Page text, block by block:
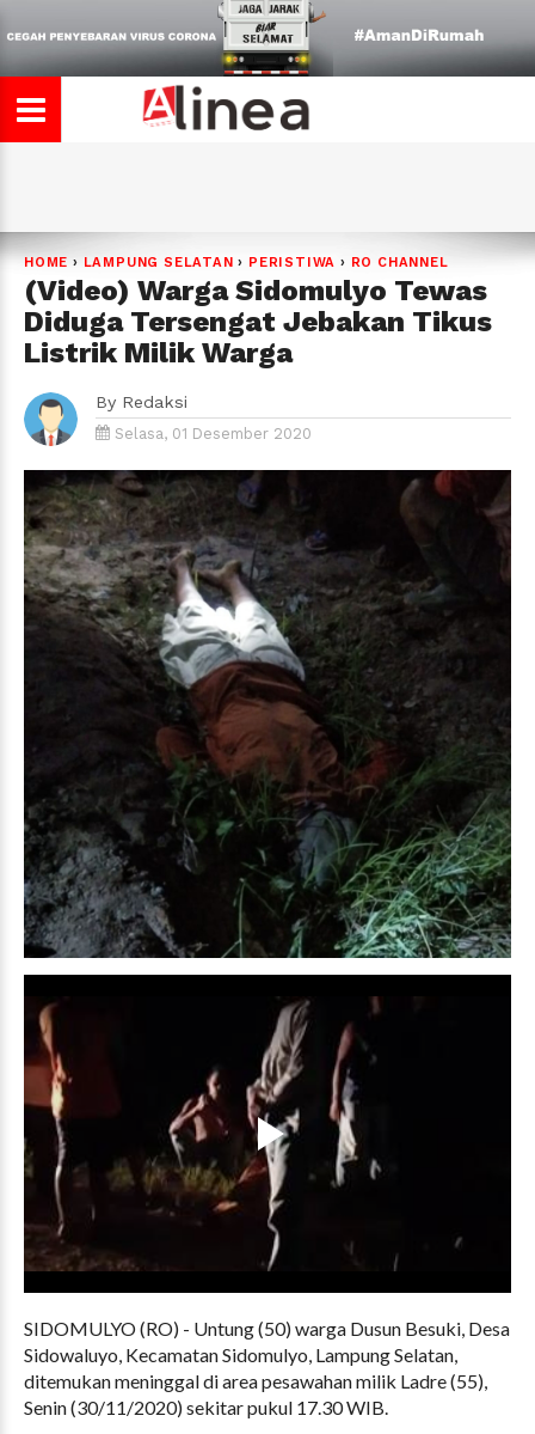
HOME › LAMPUNG SELATAN › PERISTIWA › RO CHANNEL
(Video) Warga Sidomulyo Tewas
Diduga Tersengat Jebakan Tikus
Listrik Milik Warga
By Redaksi
Selasa, 01 Desember 2020
SIDOMULYO (RO) - Untung (50) warga Dusun Besuki, Desa
Sidowaluyo, Kecamatan Sidomulyo, Lampung Selatan,
ditemukan meninggal di area pesawahan milik Ladre (55),
Senin (30/11/2020) sekitar pukul 17.30 WIB.